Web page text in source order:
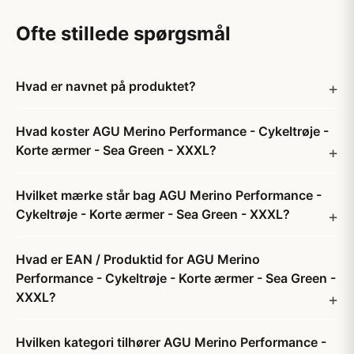
Ofte stillede spørgsmål
Hvad er navnet på produktet?
Hvad koster AGU Merino Performance - Cykeltrøje -
Korte ærmer - Sea Green - XXXL?
Hvilket mærke står bag AGU Merino Performance -
Cykeltrøje - Korte ærmer - Sea Green - XXXL?
Hvad er EAN / Produktid for AGU Merino
Performance - Cykeltrøje - Korte ærmer - Sea Green -
XXXL?
Hvilken kategori tilhører AGU Merino Performance -